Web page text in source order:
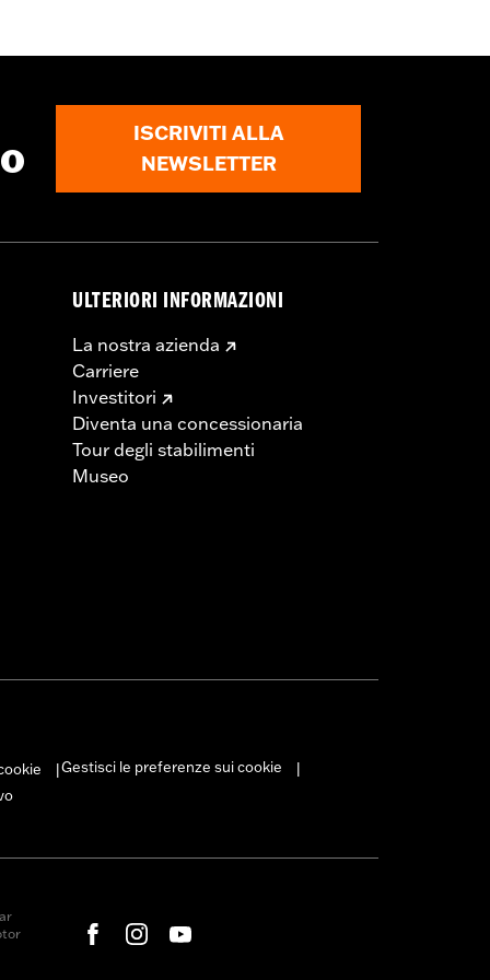
ISCRIVITI ALLA
NEWSLETTER
ULTERIORI INFORMAZIONI
La nostra azienda
Carriere
Investitori
Diventa una concessionaria
Tour degli stabilimenti
Museo
Gestisci le preferenze sui cookie